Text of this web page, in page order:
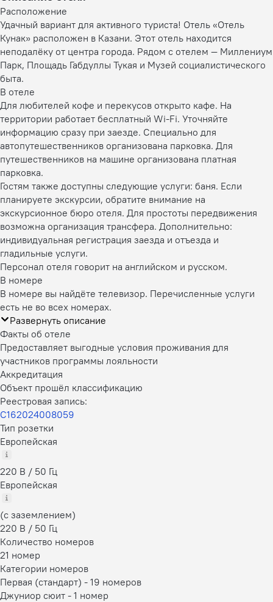
Расположение
Удачный вариант для активного туриста! Отель «Отель
Кунак» расположен в Казани. Этот отель находится
неподалёку от центра города. Рядом с отелем — Миллениум
Парк, Площадь Габдуллы Тукая и Музей социалистического
быта.
В отеле
Для любителей кофе и перекусов открыто кафе. На
территории работает бесплатный Wi-Fi. Уточняйте
информацию сразу при заезде. Специально для
автопутешественников организована парковка. Для
путешественников на машине организована платная
парковка.
Гостям также доступны следующие услуги: баня. Если
планируете экскурсии, обратите внимание на
экскурсионное бюро отеля. Для простоты передвижения
возможна организация трансфера. Дополнительно:
индивидуальная регистрация заезда и отъезда и
гладильные услуги.
Персонал отеля говорит на английском и русском.
В номере
В номере вы найдёте телевизор. Перечисленные услуги
есть не во всех номерах.
Развернуть описание
Факты об отеле
Предоставляет выгодные условия проживания для
участников программы лояльности
Аккредитация
Объект прошёл классификацию
Реестровая запись:
С162024008059
Тип розетки
Европейская
220 В / 50 Гц
Европейская
(с заземлением)
220 В / 50 Гц
Количество номеров
21 номер
Категории номеров
Первая (стандарт) - 19 номеров
Джуниор сюит - 1 номер